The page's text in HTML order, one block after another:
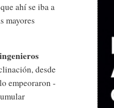
ahí se iba a
mayores
desde
empeoraron -